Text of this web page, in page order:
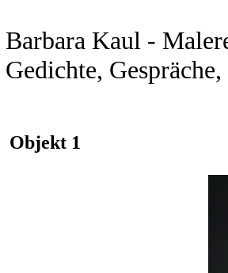
Barbara Kaul -
Gedichte,
Objekt 1